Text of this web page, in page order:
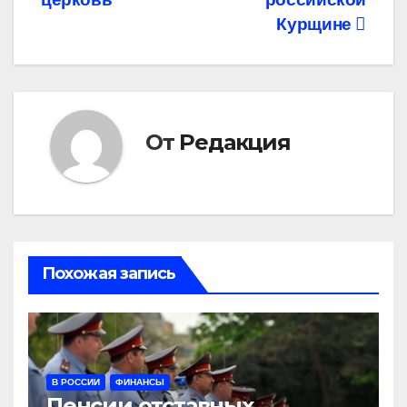
Курщине
От Редакция
Похожая запись
В РОССИИ ФИНАНСЫ